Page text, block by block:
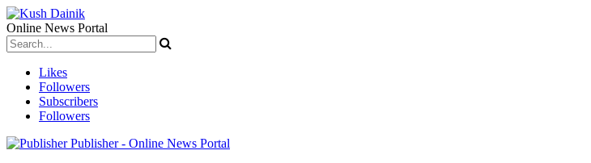
Online News Portal
Likes
Followers
Subscribers
Followers
Publisher - Online News Portal